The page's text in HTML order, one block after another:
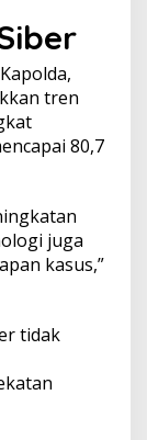
tren
80,7
juga
kasus,”
tidak